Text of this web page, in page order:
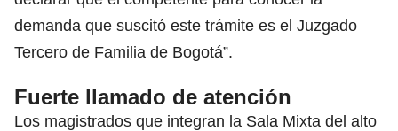
demanda que suscitó este trámite es el Juzgado
Tercero de Familia de Bogotá”.
Fuerte llamado de atención
Los magistrados que integran la Sala Mixta del alto